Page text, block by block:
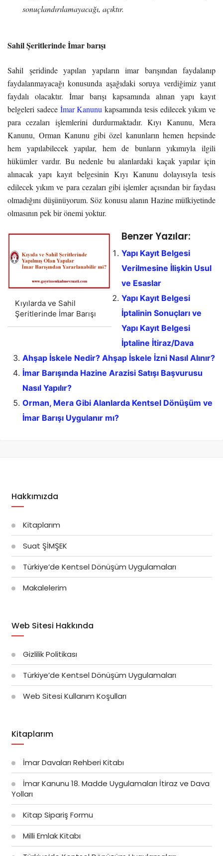
sonuçlandırılamayacağı, açıktır.
Sahil Şeritlerinde İmar barışı
Sahil şeridinde yapılan yapıların imar barışından faydalanıp
faydalanmayacağı konusunda aşağıdaki soruya verdiğimiz yanıt
faydalı olacaktır. İmar barışı kapsamında alınan yapı kayıt
belgeleri sadece İmar Kanunu kapsamında tesis edilecek yıkım ve
para cezaları işlemlerini durdurmaktadır. Kıyı Kanunu, Mera
Kanunu, Orman Kanunu gibi özel kanunların hemen hepsinde
hem yapılabilecek yapılar, hem de bunların yıkımıyla ilgili
hükümler vardır. Bu nedenle bu alanlardaki kaçak yapılar için
alınacak yapı kayıt belgesinin Kıyı Kanunu dolayısıyla tesis
edilecek yıkım ve para cezaları gibi işlemler açısından bir faydası
olmadığını düşünüyorum. Söz konusu alanın Hazine mülkiyetinde
olmasının pek bir önemi yoktur.
Kıyılarda ve Sahil
Şeritlerinde İmar Barışı
Benzer Yazılar:
Yapı Kayıt Belgesi
Verilmesine İlişkin Usul
ve Esaslar
Yapı Kayıt Belgesi
İptalinin Sonuçları ve
Yapı Kayıt Belgesi
İptaline İtiraz/Dava
Ahşap İskele Nedir? Ahşap İskele İzni Nasıl Alınır?
İmar Barışında Hazine Arazisi Satışı Başvurusu
Nasıl Yapılır?
Orman, Mera Gibi Alanlarda Kentsel Dönüşüm ve
İmar Barışı Uygulanır mı?
Hakkımızda
Kitaplarım
Suat ŞİMŞEK
Türkiye’de Kentsel Dönüşüm Uygulamaları
Makalelerim
Web Sitesi Hakkında
Gizlilik Politikası
Türkiye’de Kentsel Dönüşüm Uygulamaları
Web Sitesi Kullanım Koşulları
Kitaplarım
İmar Davaları Rehberi Kitabı
İmar Kanunu 18. Madde Uygulamaları İtiraz ve Dava
Yolları
Kitap Sipariş Formu
Milli Emlak Kitabı